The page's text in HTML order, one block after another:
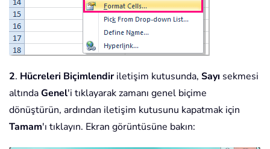
2. Hücreleri Biçimlendiriletişim kutusunda, Sayı sekmesi
altındaGenel'i tıklayarak zamanı genel biçime
dönüştürün, ardından iletişim kutusunu kapatmak için
Tamam'ı tıklayın. Ekran görüntüsüne bakın: